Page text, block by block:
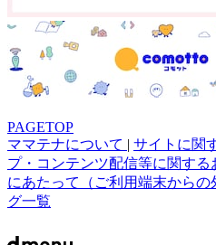
PAGETOP
ママテナについて | サイトに関
プ・コンテンツ配信等に関する
にあたって（ご利用端末からの
グ一覧